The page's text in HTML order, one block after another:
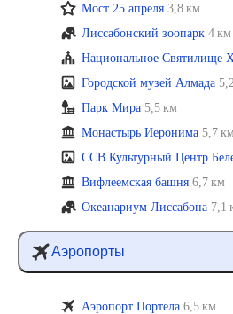
Мост 25 апреля 3,8 км
Лиссабонский зоопарк 4 км
Национальное Святилище
Городской музей Алмада
Парк Мира 5,5 км
Монастырь Иеронима 5,7
CCB Культурный Центр
Вифлеемская башня 6,7 км
Океанариум Лиссабона 7,1
Аэропорты
Аэропорт Портела 6,5 км